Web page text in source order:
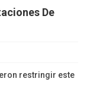
De
restringir este